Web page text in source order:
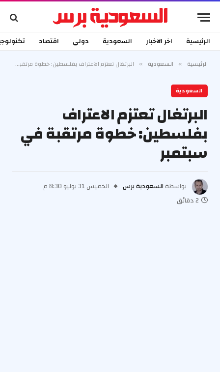
الرئيسية اخر الاخبار السعودية دولي اقتصاد
الرئيسية » السعودية » البرتغال تعتزم الاعتراف بفلسطين: خطوة مرتقبة في سبتمبر
السعودية
البرتغال تعتزم الاعتراف
بفلسطين: خطوة مرتقبة في
سبتمبر
بواسطة السعودية برس
الخميس 31 يوليو 8:30 م
2 دقائق